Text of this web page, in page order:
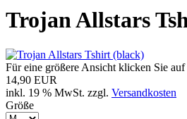
Trojan Allstars
Für eine größere Ansicht klicken Sie
14,90 EUR
inkl. 19 % MwSt. zzgl. Versandkosten
Größe